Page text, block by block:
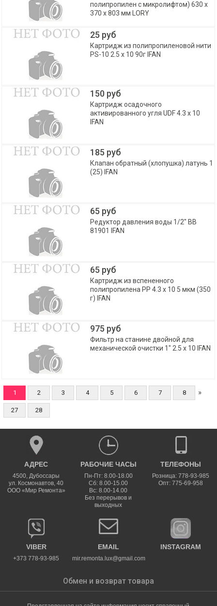
полипропилен с микролифтом) 630 х
370 х 803 мм LORY
25 руб
Картридж из полипропиленовой нити
PS-10 2.5 х 10 90г IFAN
150 руб
Картридж осадочного
активированного угля UDF 4.3 х 10
IFAN
185 руб
Клапан обратный (хлопушка) латунь 1
(25) IFAN
65 руб
Редуктор давления воды 1/2" ВВ
81901 IFAN
65 руб
Картридж из вспененного
полипропилена PP 4.3 х 10 5 мкм (350
г) IFAN
975 руб
Фильтр на станине двойной для
механической очистки 1" 2.5 х 10 IFAN
1 2 3 4 5 6 7 8 »
27 28
АДРЕС
4500,Дубоссары
ул. Космонавтов, 40
ООО «Мир Ремонта»
РАБОЧИЕ ЧАСЫ
Пн-Пт: 8.00-18.00
Сб: 8.00-15.00
Вс: 8.00-14.00
Без перерывов и
выходных
ТЕЛЕФОНЫ
Розница: 778-93-985
Опт: 775-69-958
VIBER
+373 778-93-985
EMAIL
mir.remonta.lux@gmail.com
INSTAGRAM
Обмен и возврат товара